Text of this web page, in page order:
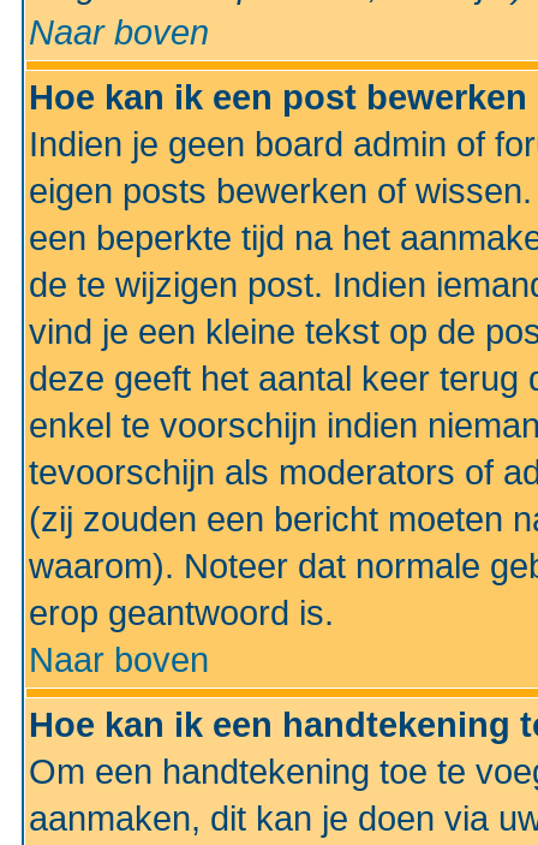
Naar boven
Hoe kan ik een post
Indien je geen board admin of
eigen posts bewerken of
een beperkte tijd na het
de te wijzigen post. Indien
vind je een kleine tekst op de
deze geeft het aantal keer terug
enkel te voorschijn indien
tevoorschijn als moderators of
(zij zouden een bericht moeten
waarom). Noteer dat normale
erop geantwoord is.
Naar boven
Hoe kan ik een handtekening
Om een handtekening toe te
aanmaken, dit kan je doen via